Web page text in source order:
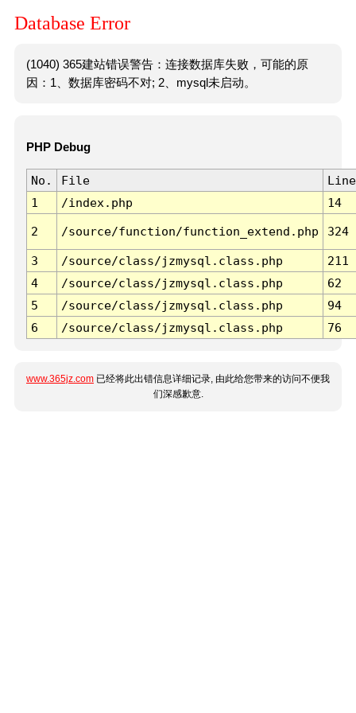
Database Error
(1040) 365建站错误警告：连接数据库失败，可能的原
因：1、数据库密码不对; 2、mysql未启动。
PHP Debug
No. File
Line
1
/index.php 14
2 /source/function/function_extend.php 324
3 /source/class/jzmysql.class.php
211
4
/source/class/jzmysql.class.php
62
5
/source/class/jzmysql.class.php
94
6
/source/class/jzmysql.class.php 76
www.365jz.com 已经将此出错信息详细记录, 由此给您带来的访问不便我
们深感歉意.